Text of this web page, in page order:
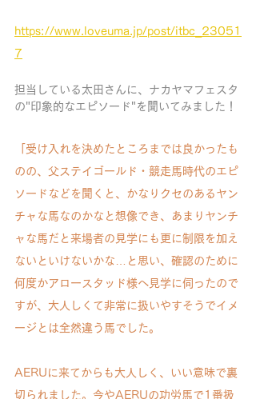
https://www.loveuma.jp/post/itbc_23051
7
担当している太田さんに、ナカヤマフェスタ
の"印象的なエピソード"を聞いてみました！
「受け入れを決めたところまでは良かったも
のの、父ステイゴールド・競走馬時代のエピ
ソードなどを聞くと、かなりクセのあるヤン
チャな馬なのかなと想像でき、あまりヤンチ
ャな馬だと来場者の見学にも更に制限を加え
ないといけないかな…と思い、確認のために
何度かアロースタッド様へ見学に伺ったので
すが、大人しくて非常に扱いやすそうでイメ
ージとは全然違う馬でした。
AERUに来てからも大人しく、いい意味で裏
切られました。今やAERUの功労馬で1番扱